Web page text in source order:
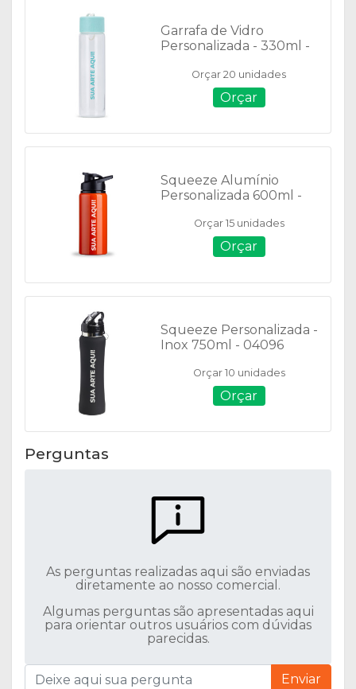
Garrafa de Vidro
Personalizada - 330ml -
Orçar 20 unidades
Orçar
Squeeze Alumínio
Personalizada 600ml -
Orçar 15 unidades
Orçar
Squeeze Personalizada -
Inox 750ml - 04096
Orçar 10 unidades
Orçar
Perguntas
As perguntas realizadas aqui são enviadas
diretamente ao nosso comercial.
Algumas perguntas são apresentadas aqui
para orientar outros usuários com dúvidas
parecidas.
Enviar